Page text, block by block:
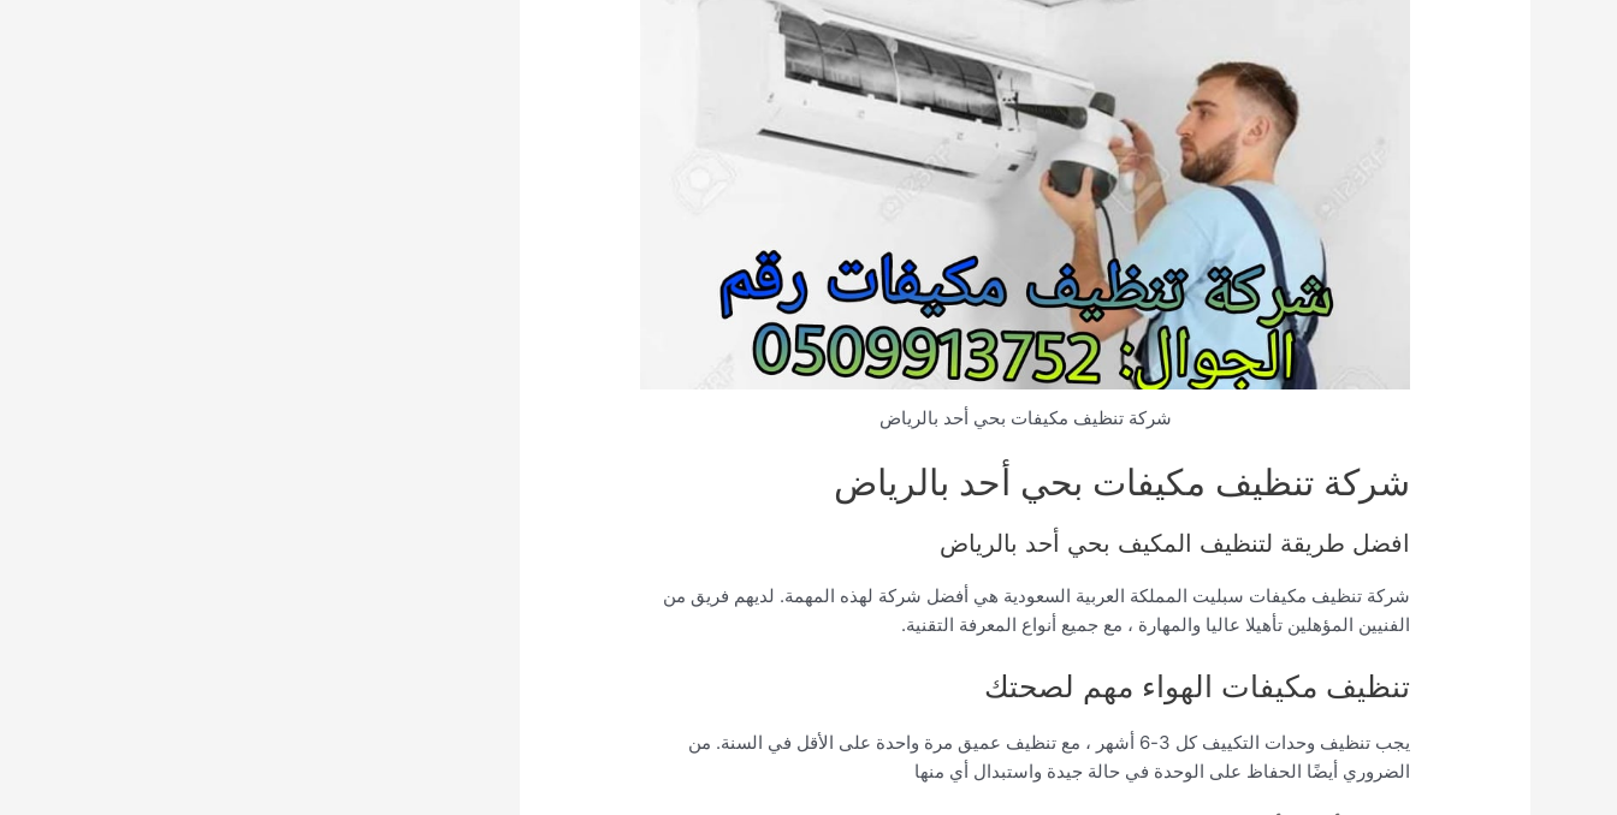
شركة تنظيف مكيفات بحي أحد بالرياض
شركة تنظيف مكيفات بحي أحد بالرياض
افضل طريقة لتنظيف المكيف بحي أحد بالرياض
شركة تنظيف مكيفات سبليت المملكة العربية السعودية هي أفضل شركة لهذه المهمة. لديهم فريق من
الفنيين المؤهلين تأهيلا عاليا والمهارة ، مع جميع أنواع المعرفة التقنية.
تنظيف مكيفات الهواء مهم لصحتك
يجب تنظيف وحدات التكييف كل 3-6 أشهر ، مع تنظيف عميق مرة واحدة على الأقل في السنة. من
الضروري أيضًا الحفاظ على الوحدة في حالة جيدة واستبدال أي منها